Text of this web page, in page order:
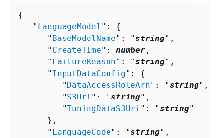
{
   "
LanguageModel ": {
      "
BaseModelName": "string",
      "
CreateTime": number ,
      "
FailureReason": "string",
      "
InputDataConfig": {
         "
DataAccessRoleArn": "string",
         "
S3Uri ": "string",
         "
TuningDataS3Uri ": "string"
      },
      "
LanguageCode": "string",